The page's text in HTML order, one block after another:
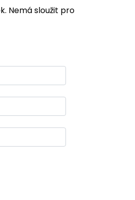
Nemá sloužit pro